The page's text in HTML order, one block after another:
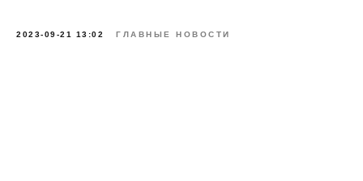
2023-09-21 13:02 ГЛАВНЫЕ НОВОСТИ